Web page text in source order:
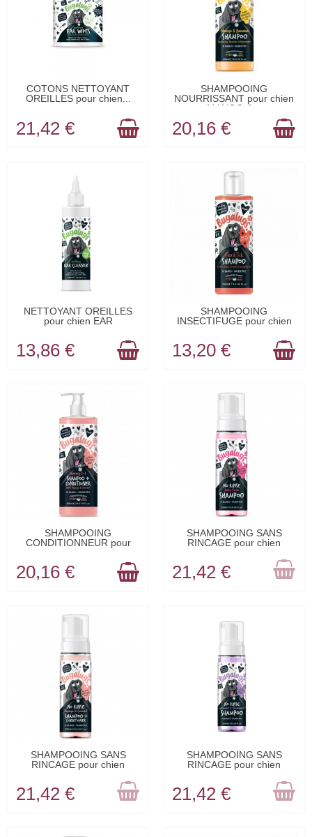
EN STOCK
COTONS NETTOYANT
OREILLES pour chien...
21,42 €
EN STOCK
SHAMPOOING
NOURRISSANT pour chien
MANGO &...
20,16 €
EN STOCK
NETTOYANT OREILLES
pour chien EAR
13,86 €
EN STOCK
SHAMPOOING
INSECTIFUGE pour chien
FLEA &...
13,20 €
EN STOCK
SHAMPOOING
CONDITIONNEUR pour
20,16 €
RUPTURE DE
STOCK
SHAMPOOING SANS
RINCAGE pour chien
21,42 €
RUPTURE DE
STOCK
SHAMPOOING SANS
RINCAGE pour chien
21,42 €
RUPTURE DE
STOCK
SHAMPOOING SANS
RINCAGE pour chien
21,42 €